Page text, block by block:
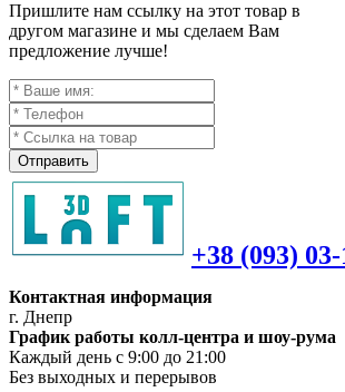
Пришлите нам ссылку на этот товар в
другом магазине и мы сделаем Вам
предложение лучше!
Отправить
+38 (093) 03-
Контактная информация
г. Днепр
График работы колл-центра и шоу-рума
Каждый день с 9:00 до 21:00
Без выходных и перерывов